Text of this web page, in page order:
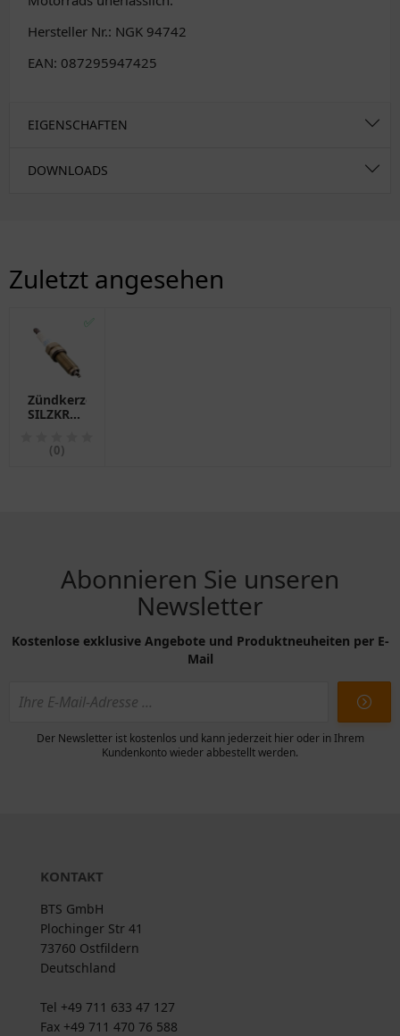
Hersteller Nr.: NGK 94742
EAN: 087295947425
EIGENSCHAFTEN
DOWNLOADS
Zuletzt angesehen
✅
Zündkerze
SILZKR7C11DS
Motorräder
NGK
(0)
Abonnieren Sie unseren
Newsletter
Kostenlose exklusive Angebote und Produktneuheiten per E-
Mail
Der Newsletter ist kostenlos und kann jederzeit hier oder in Ihrem
Kundenkonto wieder abbestellt werden.
KONTAKT
BTS GmbH
Plochinger Str 41
73760 Ostfildern
Deutschland
Tel +49 711 633 47 127
Fax +49 711 470 76 588